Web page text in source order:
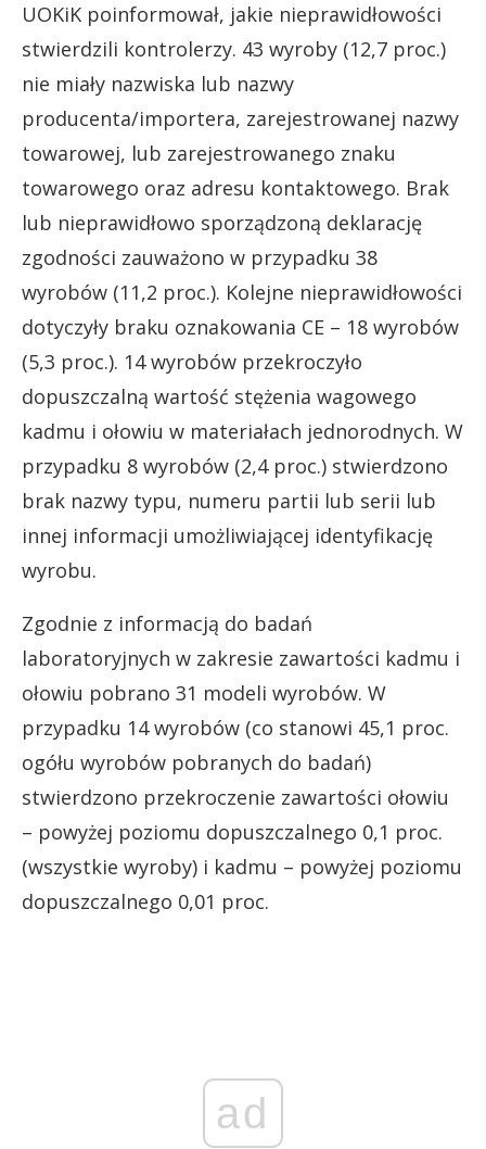
UOKiK poinformował, jakie nieprawidłowości
stwierdzili kontrolerzy. 43 wyroby (12,7 proc.)
nie miały nazwiska lub nazwy
producenta/importera, zarejestrowanej nazwy
towarowej, lub zarejestrowanego znaku
towarowego oraz adresu kontaktowego. Brak
lub nieprawidłowo sporządzoną deklarację
zgodności zauważono w przypadku 38
wyrobów (11,2 proc.). Kolejne nieprawidłowości
dotyczyły braku oznakowania CE – 18 wyrobów
(5,3 proc.). 14 wyrobów przekroczyło
dopuszczalną wartość stężenia wagowego
kadmu i ołowiu w materiałach jednorodnych. W
przypadku 8 wyrobów (2,4 proc.) stwierdzono
brak nazwy typu, numeru partii lub serii lub
innej informacji umożliwiającej identyfikację
wyrobu.
Zgodnie z informacją do badań
laboratoryjnych w zakresie zawartości kadmu i
ołowiu pobrano 31 modeli wyrobów. W
przypadku 14 wyrobów (co stanowi 45,1 proc.
ogółu wyrobów pobranych do badań)
stwierdzono przekroczenie zawartości ołowiu
– powyżej poziomu dopuszczalnego 0,1 proc.
(wszystkie wyroby) i kadmu – powyżej poziomu
dopuszczalnego 0,01 proc.
ad